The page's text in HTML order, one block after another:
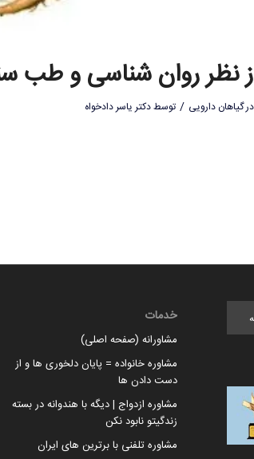
نظر روان شناسی و طب
درگیاهان دارویی / توسطدکتر یاسر دادخواه
خدمات
مشاورانه (صفحه اصلی)
مشاوره خانواده = پایان دلخوری ها و از
دست دادن ها
مشاوره ازدواج | دیگه با هندوانه در بسته
زندگیتو نابود نکن
مشاوره تلفنی با برترین های ایران